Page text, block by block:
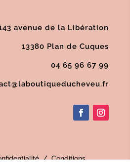
avenue de la Libération
13380 Plan de Cuques
04 65 96 67 99
/Conditions